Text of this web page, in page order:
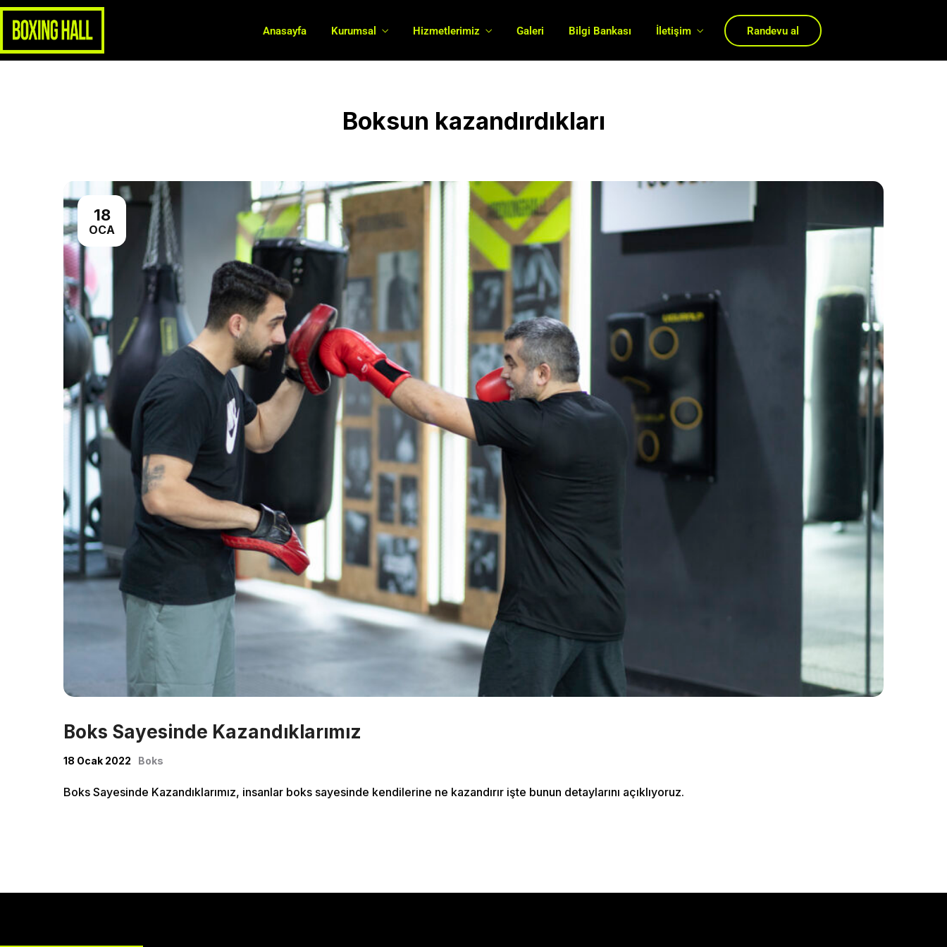
Anasayfa Kurumsal Hizmetlerimiz Galeri Bilgi Bankası İletişim Randevu al
Boksun kazandırdıkları
18
OCA
Boks Sayesinde Kazandıklarımız
18 Ocak 2022 Boks
Boks Sayesinde Kazandıklarımız, insanlar boks sayesinde kendilerine ne kazandırır işte bunun detaylarını açıklıyoruz.
Home
About Us
Classes
Shop
Membership
Our Trainers
Sample Class
Class Categories
Zoomba Dance
Contact Info